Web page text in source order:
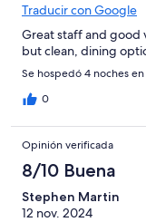
Traducir con Google
Great staff and good
but clean, dining
Se hospedó 4 noches
0
Opinión verificada
8/10 Buena
Stephen Martin
12 nov. 2024